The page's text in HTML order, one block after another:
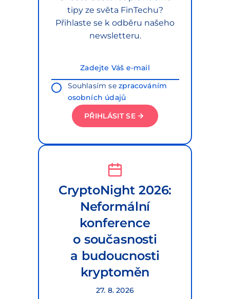
tipy ze světa FinTechu?
Přihlaste se k odběru našeho
newsletteru.
Souhlasím sezpracováním
osobních údajů
PŘIHLÁSIT SE
CryptoNight 2026:
Neformální
konference
o současnosti
a budoucnosti
kryptoměn
27. 8. 2026